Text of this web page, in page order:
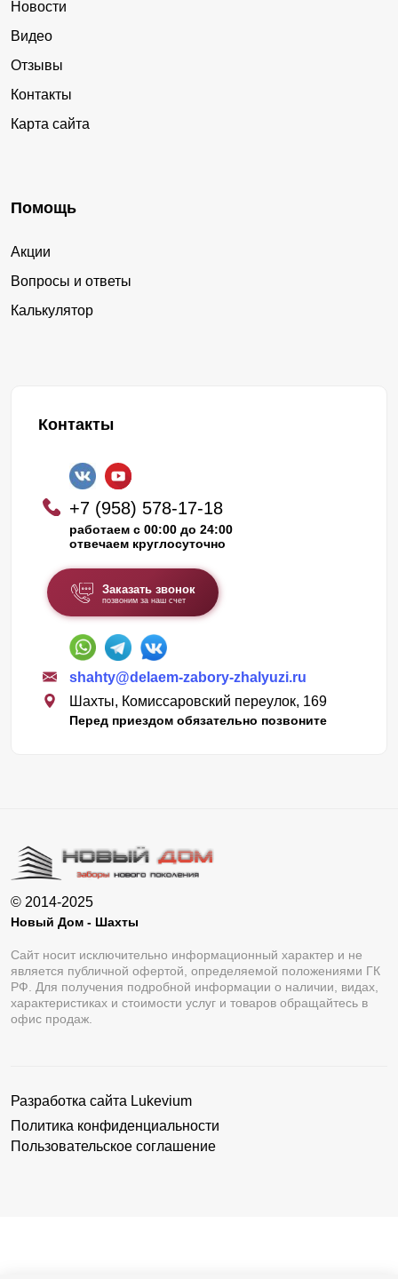
Новости
Видео
Отзывы
Контакты
Карта сайта
Помощь
Акции
Вопросы и ответы
Калькулятор
Контакты
+7 (958) 578-17-18
работаем с 00:00 до 24:00
отвечаем круглосуточно
Заказать звонок
позвоним за наш счет
shahty@delaem-zabory-zhalyuzi.ru
Шахты, Комиссаровский переулок, 169
Перед приездом обязательно позвоните
© 2014-2025
Новый Дом - Шахты
Сайт носит исключительно информационный характер и не
является публичной офертой, определяемой положениями ГК
РФ. Для получения подробной информации о наличии, видах,
характеристиках и стоимости услуг и товаров обращайтесь в
офис продаж.
Разработка сайта Lukevium
Политика конфиденциальности
Пользовательское соглашение